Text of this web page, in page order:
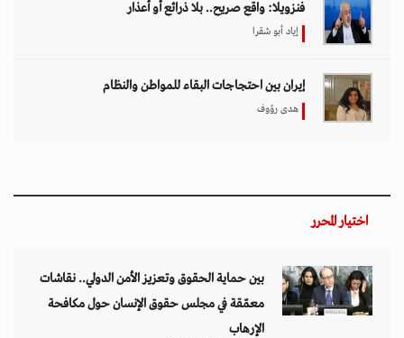
فنزويلا: واقع صريح.. بلا ذرائع أو أعذار
إياد أبو شقرا
إيران بين احتجاجات البقاء للمواطن والنظام
هدى رؤوف
اختيار المحرر
بين حماية الحقوق وتعزيز الأمن الدولي.. نقاشات
معمّقة في مجلس حقوق الإنسان حول مكافحة
الإرهاب